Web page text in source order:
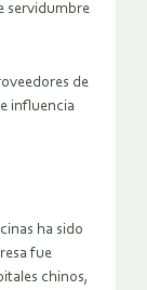
servidumbre
de
influencia
ha sido
fue
chinos,